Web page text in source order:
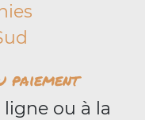
paiement
ou à la